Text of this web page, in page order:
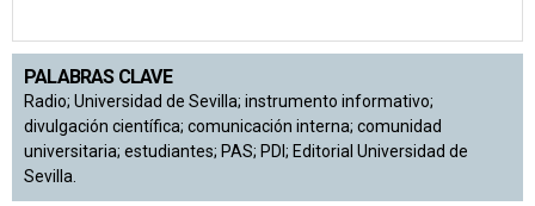
PALABRAS CLAVE
Radio; Universidad de Sevilla; instrumento informativo;
divulgación científica; comunicación interna; comunidad
universitaria; estudiantes; PAS; PDI; Editorial Universidad de
Sevilla.